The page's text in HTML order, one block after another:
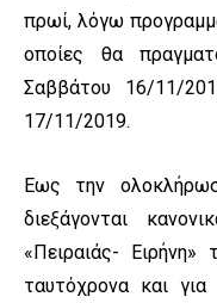
πρωί, λόγω
οποίες θα
Σαββάτου 16/11/
17/11/2019.
Εως την
διεξάγονται
«Πειραιάς-
ταυτόχρονα και για